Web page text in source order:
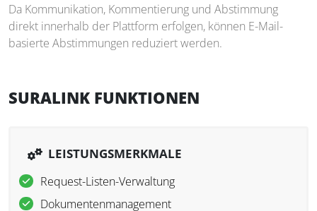
Da Kommunikation, Kommentierung und Abstimmung
direkt innerhalb der Plattform erfolgen, können E-Mail-
basierte Abstimmungen reduziert werden.
SURALINK FUNKTIONEN
LEISTUNGSMERKMALE
Request-Listen-Verwaltung
Dokumentenmanagement